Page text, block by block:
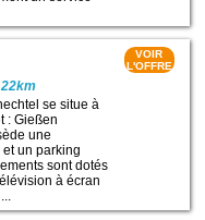
22km
se situe à
: Gießen
une
un parking
sont dotés
à écran
VOIR
L'OFFRE